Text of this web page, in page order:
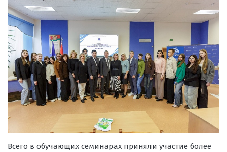
Всего в обучающих семинарах приняли участие более